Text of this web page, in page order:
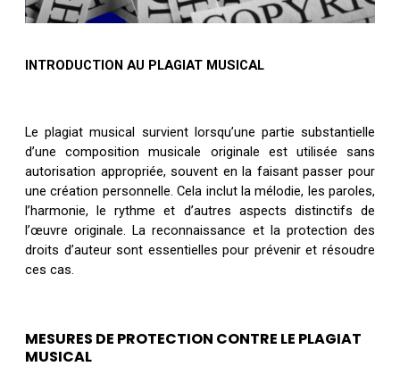
INTRODUCTION AU PLAGIAT MUSICAL
Le plagiat musical survient lorsqu’une partie substantielle
d’une composition musicale originale est utilisée sans
autorisation appropriée, souvent en la faisant passer pour
une création personnelle. Cela inclut la mélodie, les paroles,
l’harmonie, le rythme et d’autres aspects distinctifs de
l’œuvre originale. La reconnaissance et la protection des
droits d’auteur sont essentielles pour prévenir et résoudre
ces cas.
MESURES DE PROTECTION CONTRE LE PLAGIAT
MUSICAL